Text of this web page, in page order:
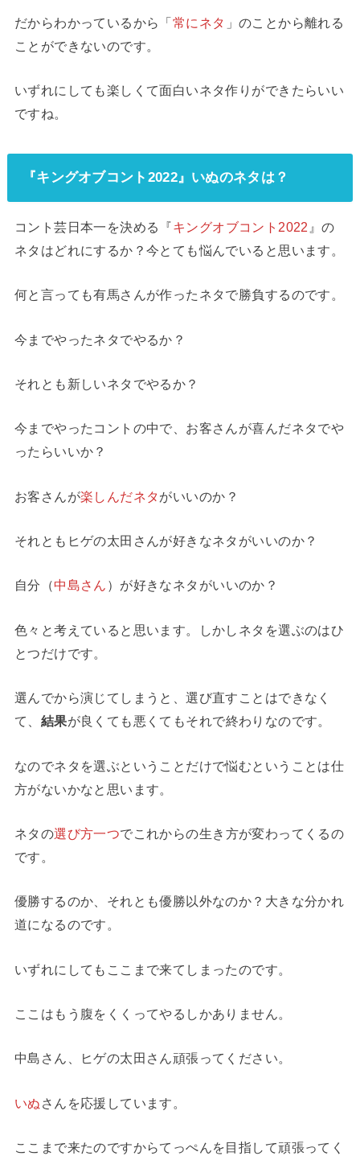
だからわかっているから「常にネタ 」のことから離れる
ことができないのです。
いずれにしても楽しくて面白いネタ作りができたらいい
ですね。
『キングオブコント2022』いぬのネタは？
コント芸日本一を決める『キングオブコント2022 』の
ネタはどれにするか？今とても悩んでいると思います。
何と言っても有馬さんが作ったネタで勝負するのです。
今までやったネタでやるか？
それとも新しいネタでやるか？
今までやったコントの中で、お客さんが喜んだネタでや
ったらいいか？
お客さんが楽しんだネタがいいのか？
それともヒゲの太田さんが好きなネタがいいのか？
自分（中島さん ）が好きなネタがいいのか？
色々と考えていると思います。しかしネタを選ぶのはひ
とつだけです。
選んでから演じてしまうと、選び直すことはできなく
て、 結果が良くても悪くてもそれで終わりなのです。
なのでネタを選ぶということだけで悩むということは仕
方がないかなと思います。
ネタの選び方一つでこれからの生き方が変わってくるの
です。
優勝するのか、それとも優勝以外なのか？大きな分かれ
道になるのです。
いずれにしてもここまで来てしまったのです。
ここはもう腹をくくってやるしかありません。
中島さん、ヒゲの太田さん頑張ってください。
いぬ さんを応援しています。
ここまで来たのですからてっぺんを目指して頑張ってく